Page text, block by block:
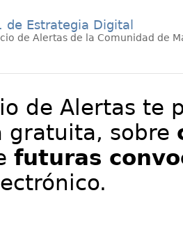
de Estrategia Digital
de Alertas de la Comunidad de
de Alertas te
gratuita, sobre
futuras